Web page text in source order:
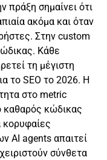
πράξη σημαίνει ότι
ακόμα και όταν
Στην custom
Κάθε
τη μέγιστη
το SEO το 2026. Η
στο metric
καθαρός κώδικας
κορυφαίες
AI agents απαιτεί
σύνθετα